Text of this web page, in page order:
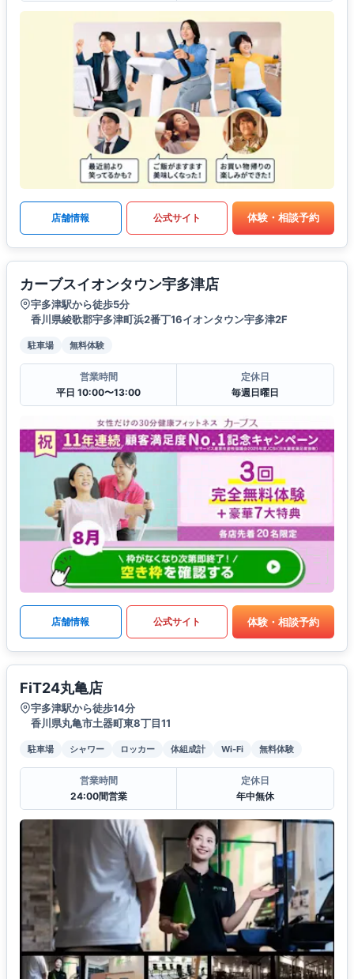
店舗情報 公式サイト 体験・相談予約
カーブスイオンタウン宇多津店
宇多津駅から徒歩5分
香川県綾歌郡宇多津町浜2番丁16イオンタウン宇多津2F
駐車場 無料体験
営業時間
平日 10:00〜13:00
定休日
毎週日曜日
店舗情報 公式サイト 体験・相談予約
FiT24丸亀店
宇多津駅から徒歩14分
香川県丸亀市土器町東8丁目11
駐車場 シャワー ロッカー 体組成計 Wi-Fi 無料体験
営業時間
24:00間営業
定休日
年中無休